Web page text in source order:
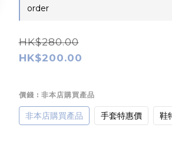
order
HK$280.00
HK$200.00
價錢 : 非本店購買產品
非本店購買產品 手套特惠價 鞋